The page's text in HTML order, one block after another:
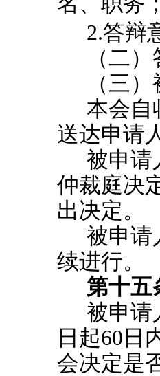
2.答辩
（二
（三
本会自
送达申请
被申请
仲裁庭决
出决定。
被申请
续进行。
第十五
被申请
日起60日
会决定是